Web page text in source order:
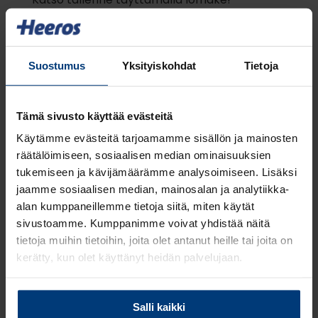
Suostumus Yksityiskohdat Tietoja
Tämä sivusto käyttää evästeitä
Käytämme evästeitä tarjoamamme sisällön ja mainosten
räätälöimiseen, sosiaalisen median ominaisuuksien
tukemiseen ja kävijämäärämme analysoimiseen. Lisäksi
jaamme sosiaalisen median, mainosalan ja analytiikka-
alan kumppaneillemme tietoja siitä, miten käytät
sivustoamme. Kumppanimme voivat yhdistää näitä
tietoja muihin tietoihin, joita olet antanut heille tai joita on
kerätty, kun olet käyttänyt heidän palvelujaan.
LueTietosuojaehdoistammelisää siitä keitä olemme,
miten voit ottaa meihin yhteyttä ja miten käsittelemme
Salli kaikki
Etunimi*
Sukunimi*
*